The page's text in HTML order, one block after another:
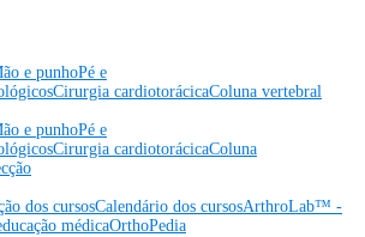
e punhoPé e
Cirurgia cardiotorácicaColuna vertebral
e punhoPé e
Cirurgia cardiotorácicaColuna
dos cursosCalendário dos cursosArthroLab™ -
médicaOrthoPedia